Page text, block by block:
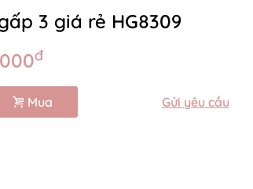
3 giá rẻ HG8309
đ
Mua Gửi yêu cầu